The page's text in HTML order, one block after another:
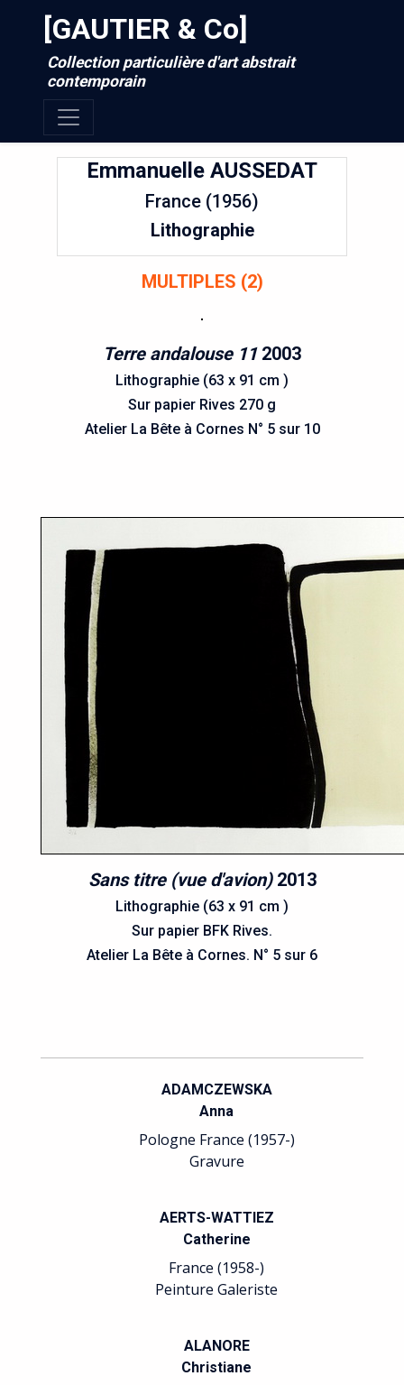
[GAUTIER & Co]
Collection particulière d'art abstrait
contemporain
Emmanuelle AUSSEDAT
France (1956)
Lithographie
MULTIPLES (2)
Terre andalouse 112003
Lithographie (63 x 91 cm )
Sur papier Rives 270 g
Atelier La Bête à Cornes N° 5 sur 10
Sans titre (vue d'avion)2013
Lithographie (63 x 91 cm )
Sur papier BFK Rives.
Atelier La Bête à Cornes. N° 5 sur 6
ADAMCZEWSKA
Anna
Pologne France (1957-)
Gravure
AERTS-WATTIEZ
Catherine
France (1958-)
Peinture Galeriste
ALANORE
Christiane